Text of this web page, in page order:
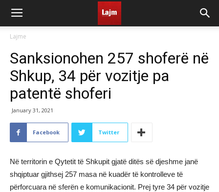
Lajme
Sanksionohen 257 shoferë në
Shkup, 34 për vozitje pa
patentë shoferi
January 31, 2021
Facebook Twitter
Në territorin e Qytetit të Shkupit gjatë ditës së djeshme janë
shqiptuar gjithsej 257 masa në kuadër të kontrolleve të
përforcuara në sferën e komunikacionit. Prej tyre 34 për vozitje